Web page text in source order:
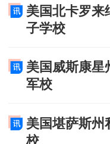
美国北卡罗
子学校
美国威斯康星
军校
美国堪萨斯州
校